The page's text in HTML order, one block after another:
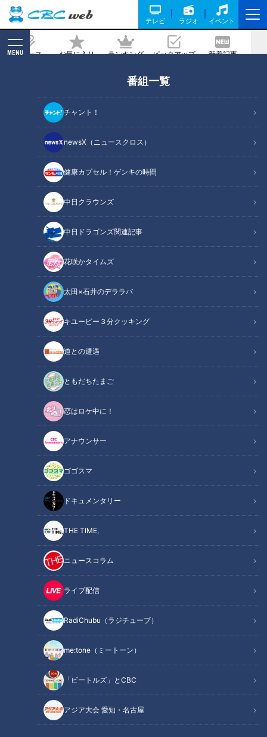
テレビ ラジオ イベント
ニュース お気に入り ランキング ピックアップ 新着記事
MENU
番組一覧
チャント！
newsX（ニュースクロス）
健康カプセル！ゲンキの時間
中日クラウンズ
中日ドラゴンズ関連記事
花咲かタイムズ
太田×石井のデララバ
キユーピー３分クッキング
道との遭遇
ともだちたまご
恋はロケ中に！
アナウンサー
ゴゴスマ
ドキュメンタリー
THE TIME,
ニュースコラム
ライブ配信
RadiChubu（ラジチューブ）
me:tone（ミートーン）
「ビートルズ」とCBC
アジア大会 愛知・名古屋
記事に戻る
心筋梗塞を引き起こす冬の3大リスク
この記事の画像
この記事を見たあなたへのおすすめ
夏場は「便秘」になりやす
い？…“干からび腸”に注意！名
医直伝「夏の便秘対策」
長寿につながる共通点を発見…
血管・骨を若く保つ方法
「転倒」骨折して「寝たきり」
も…転倒事故の約5割は自宅!?
「転倒」意外な落とし穴と対策
「中性脂肪」突然死の原因にな
る事も…実践すればグングン下